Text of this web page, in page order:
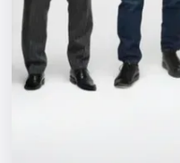
Рейтинги